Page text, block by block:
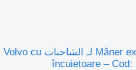
مقبض الباب Mâner exterior ușă stânga لـ الشاحنات Volvo cu
încuietoare – Cod: